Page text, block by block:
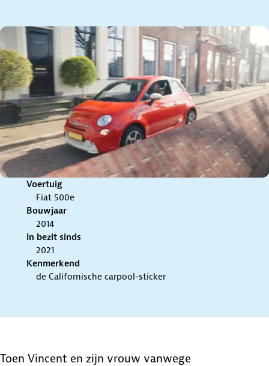
Voertuig
Fiat 500e
Bouwjaar
2014
In bezit sinds
2021
Kenmerkend
de Californische carpool-sticker
Toen Vincent en zijn vrouw vanwege